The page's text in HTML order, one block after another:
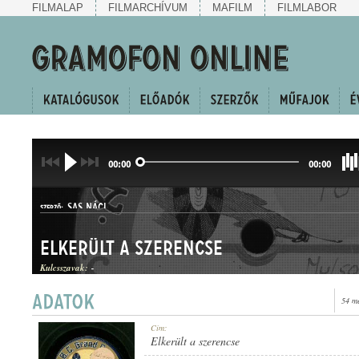
FILMALAP FILMARCHÍVUM MAFILM FILMLABOR
00:00 00:00
SZERZŐ: SAS NÁCI
MŰFAJ: HALLGATÓ
Elkerült a szerencse
Kulcsszavak: -
54
Cím:
Elkerült a szerencse